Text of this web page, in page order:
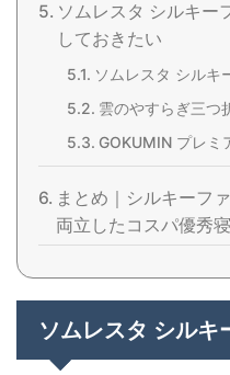
ソムレスタ シルキー
しておきたい
ソムレスタ シルキ
雲のやすらぎ三つ
GOKUMIN プレミ
まとめ｜シルキーフ
両立したコスパ優秀
ソムレスタ シルキ